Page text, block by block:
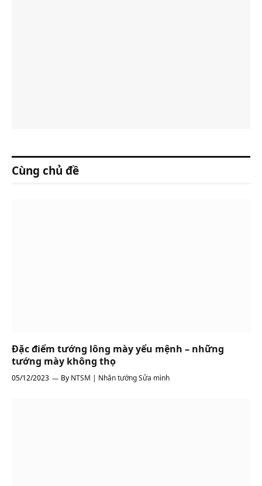
Cùng chủ đề
Đặc điểm tướng lông mày yểu mệnh – những
tướng mày không thọ
05/12/2023 By NTSM | Nhân tướng Sửa mình